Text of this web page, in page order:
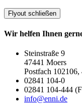
Flyout schließen
Wir helfen Ihnen
Steinstraße 9
47441 Moers
Postfach 102106,
02841 104-0
02841 104-444
info@enni.de